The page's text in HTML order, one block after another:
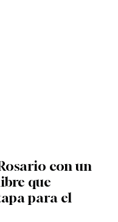
con un
que
para el